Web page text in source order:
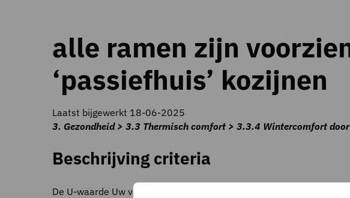
alle ramen zijn
‘passiefhuis’ kozijnen
Laatst bijgewerkt 18-06-2025
3. Gezondheid > 3.3 Thermisch comfort > 3.3.4 Wintercomfort
Beschrijving criteria
De U-waarde Uw van de ramen (inclusief invloed kozijnen) bedraagt